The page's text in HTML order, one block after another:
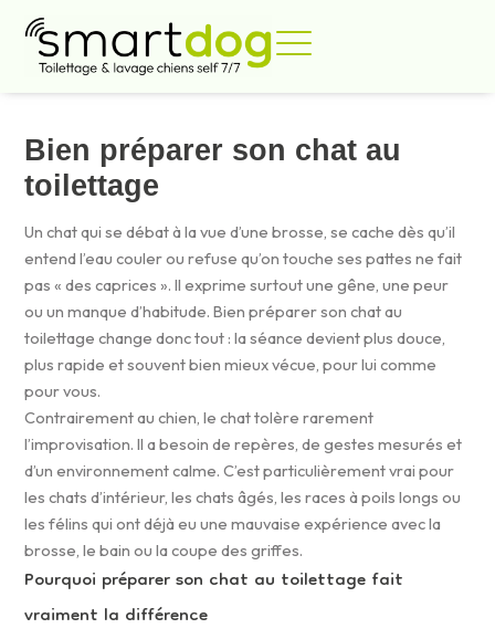
contenu
Bien préparer son chat au
toilettage
Un chat qui se débat à la vue d’une brosse, se cache dès qu’il
entend l’eau couler ou refuse qu’on touche ses pattes ne fait
pas « des caprices ». Il exprime surtout une gêne, une peur
ou un manque d’habitude. Bien préparer son chat au
toilettage change donc tout : la séance devient plus douce,
plus rapide et souvent bien mieux vécue, pour lui comme
pour vous.
Contrairement au chien, le chat tolère rarement
l’improvisation. Il a besoin de repères, de gestes mesurés et
d’un environnement calme. C’est particulièrement vrai pour
les chats d’intérieur, les chats âgés, les races à poils longs ou
les félins qui ont déjà eu une mauvaise expérience avec la
brosse, le bain ou la coupe des griffes.
Pourquoi préparer son chat au toilettage fait
vraiment la différence